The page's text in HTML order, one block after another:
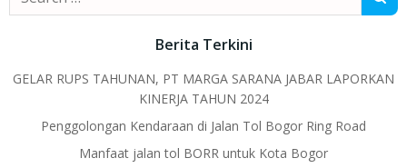
for:
Berita Terkini
GELAR RUPS TAHUNAN, PT MARGA SARANA JABAR LAPORKAN
KINERJA TAHUN 2024
Penggolongan Kendaraan di Jalan Tol Bogor Ring Road
Manfaat jalan tol BORR untuk Kota Bogor